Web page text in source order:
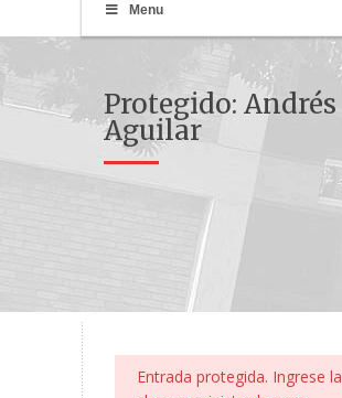
Menu
Protegido: Andrés
Aguilar
Entrada protegida. Ingrese la